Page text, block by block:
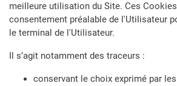
meilleure utilisation du Site. Ces
consentement préalable de l'Utilisateur
le terminal de l'Utilisateur.
Il s’agit notamment des traceurs :
conservant le choix exprimé par